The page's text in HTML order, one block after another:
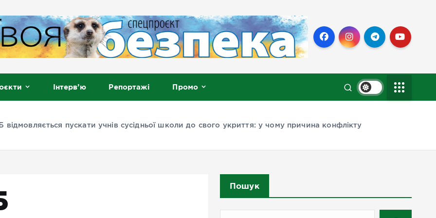
Інтерв’ю Репортажі Промо
відмовляється пускати учнів сусідньої школи до свого укриття: у чому причина конфлікту
Пошук